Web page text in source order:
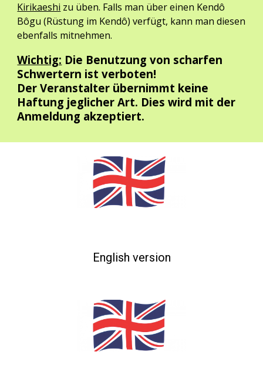
Kirikaeshi zu üben. Falls man über einen Kendô
Bôgu (Rüstung im Kendô) verfügt, kann man diesen
ebenfalls mitnehmen.
Wichtig: Die Benutzung von scharfen
Schwertern ist verboten!
Der Veranstalter übernimmt keine
Haftung jeglicher Art. Dies wird mit der
Anmeldung akzeptiert.
English version